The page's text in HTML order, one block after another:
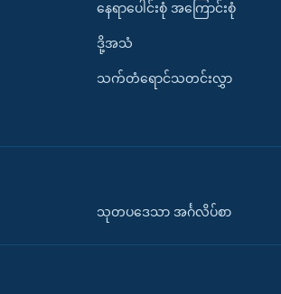
နေရာပေါင်းစုံ အကြောင်းစုံ
ဒို့အသံ
သက်တံရောင်သတင်းလွှာ
သုတပဒေသာ အင်္ဂလိပ်စာ